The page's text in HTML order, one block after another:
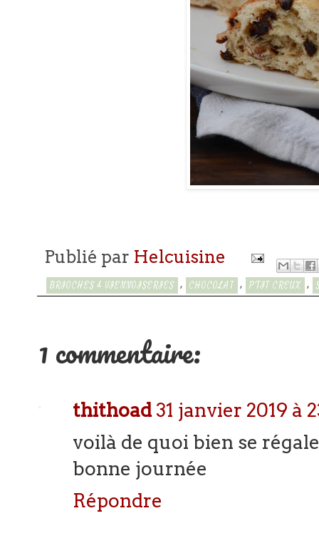
Publié par Helcuisine
BRIOCHES & VIENNOISERIES , CHOCOLAT , P'TIT CREUX ,
1 commentaire:
thithoad31 janvier 2019 à
voilà de quoi bien se
bonne journée
Répondre